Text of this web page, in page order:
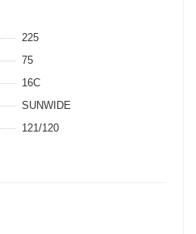
225
75
16C
SUNWIDE
121/120